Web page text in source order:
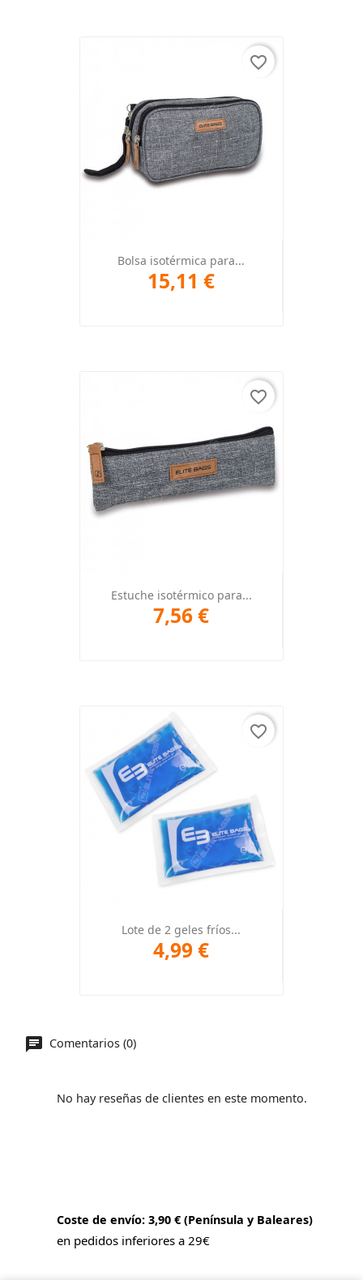
Bolsa isotérmica para...
15,11 €
favorite_border
Estuche isotérmico para...
7,56 €
favorite_border
Lote de 2 geles fríos...
4,99 €
favorite_border
Comentarios (0)
No hay reseñas de clientes en este momento.
Coste de envío: 3,90 € (Península y Baleares)
en pedidos inferiores a 29€